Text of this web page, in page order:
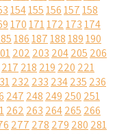
154155156157158
170171172173174
186187188189190
202 203 204205 206
217 218 219 220 221
232 233 234235 236
247 248 249 250 251
262 263 264265 266
277 278 279 280 281